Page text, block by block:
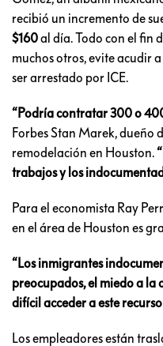
recibió un incremento de
$160al día. Todo con el fin
muchos otros, evite acudir
ser arrestado por ICE.
“Podría contratar 300 o
Forbes Stan Marek, dueño
remodelación en Houston.
trabajos y los
Para el economista Ray
en el área de Houston es
“Los inmigrantes
preocupados, el miedo a la
difícil acceder a este
Los empleadores están